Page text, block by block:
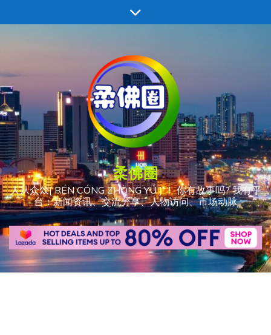
至
柔佛圈
人从众𠈌[ RÉN CÓNG ZHÒNG YÚ ] ！ 你有故事吗? 我有平
台：新闻资讯、交流分享、人物访问、市场动脉